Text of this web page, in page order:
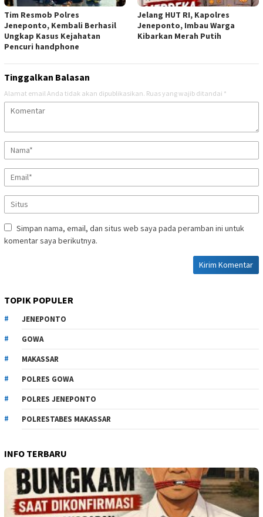
Tim Resmob Polres
Jeneponto, Kembali Berhasil
Ungkap Kasus Kejahatan
Pencuri handphone
Jelang HUT RI, Kapolres
Jeneponto, Imbau Warga
Kibarkan Merah Putih
Tinggalkan Balasan
Alamat email Anda tidak akan dipublikasikan. Ruas yang wajib ditandai *
Simpan nama, email, dan situs web saya pada peramban ini untuk
komentar saya berikutnya.
TOPIK POPULER
JENEPONTO
GOWA
MAKASSAR
POLRES GOWA
POLRES JENEPONTO
POLRESTABES MAKASSAR
INFO TERBARU